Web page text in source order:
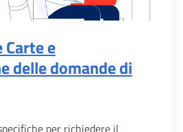
e
delle domande di
per richiedere il